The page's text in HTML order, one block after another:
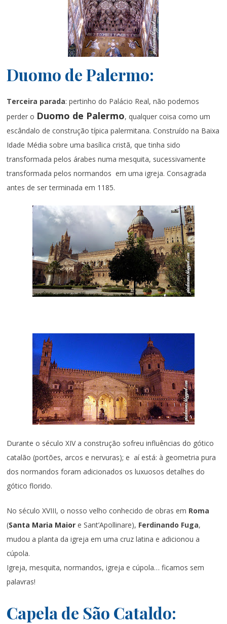
Duomo de Palermo:
Terceira parada: pertinho do Palácio Real, não podemos
perder o Duomo de Palermo, qualquer coisa como um
escândalo de construção típica palermitana. Construído na Baixa
Idade Média sobre uma basílica cristã, que tinha sido
transformada pelos árabes numa mesquita, sucessivamente
transformada pelos normandos em uma igreja. Consagrada
antes de ser terminada em 1185.
Durante o século XIV a construção sofreu influências do gótico
catalão (portões, arcos e nervuras); e aí está: à geometria pura
dos normandos foram adicionados os luxuosos detalhes do
gótico florido.
No século XVIII, o nosso velho conhecido de obras em Roma
(Santa Maria Maior e Sant’Apollinare), Ferdinando Fuga,
mudou a planta da igreja em uma cruz latina e adicionou a
cúpola.
Igreja, mesquita, normandos, igreja e cúpola… ficamos sem
palavras!
Capela de São Cataldo: